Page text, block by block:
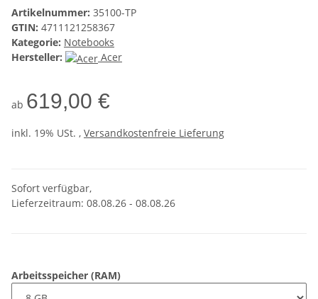
Artikelnummer: 35100-TP
GTIN: 4711121258367
Kategorie: Notebooks
Hersteller:
Acer
ab 619,00 €
inkl. 19% USt. , Versandkostenfreie Lieferung
Sofort verfügbar,
Lieferzeitraum: 08.08.26 - 08.08.26
Arbeitsspeicher (RAM)